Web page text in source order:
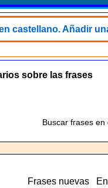
castellano. Añadir
sobre las frases
Buscar frases en
Frases nuevas